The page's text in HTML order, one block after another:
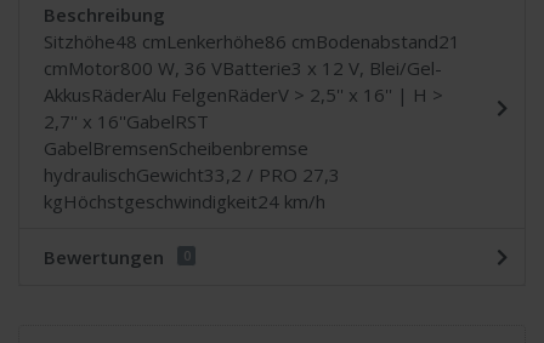
Beschreibung
Sitzhöhe48 cmLenkerhöhe86 cmBodenabstand21
cmMotor800 W, 36 VBatterie3 x 12 V, Blei/Gel-
AkkusRäderAlu FelgenRäderV > 2,5'' x 16'' | H >
2,7'' x 16''GabelRST
GabelBremsenScheibenbremse
hydraulischGewicht33,2 / PRO 27,3
kgHöchstgeschwindigkeit24 km/h
Bewertungen 0